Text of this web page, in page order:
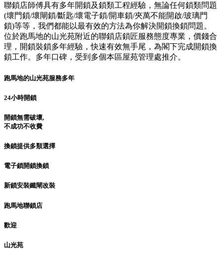
聯鎖店師傅具有多年開鎖及鎖類工程經驗，無論任何鎖類問題
(壞門鎖/壞閘鎖/斷匙/壞電子鎖/開車鎖/夾萬不能開啟/玻璃門
鎖)等等，我們都能以最有效的方法為你解決開鎖換鎖問題。
位於跑馬地的山光苑附近的聯鎖店鎖匠服務態度專業，價錢合
理，開鎖裝鎖多年經驗，快速有效無手尾，為閣下完成開鎖換
鎖工作。多年口碑，受到多個本區屋苑管理處推介。
跑馬地的山光苑服務多年
24小時開鎖
開鎖無需破壞,
不成功不收費
換鎖提供多類選擇
電子鎖開鎖換鎖
新鎖安裝鐵閘改裝
跑馬地聯鎖店
歡迎
山光苑